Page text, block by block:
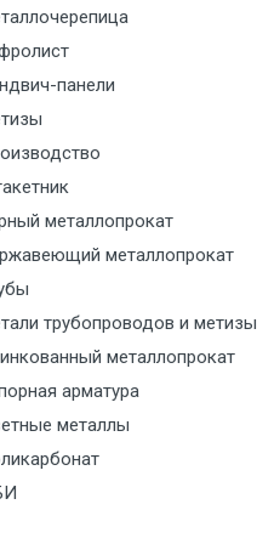
за МКАД
за МКАД
с транспортным
с транспортным
с транспортным
панели
металлопрокат
металлопрокат
трубопроводов и метизы
металлопрокат
арматура
металлы